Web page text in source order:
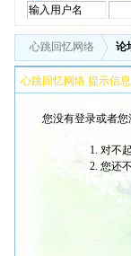
心跳回忆网络 论
心跳回忆网络 提示信息
您没有登录或者
对不
您还